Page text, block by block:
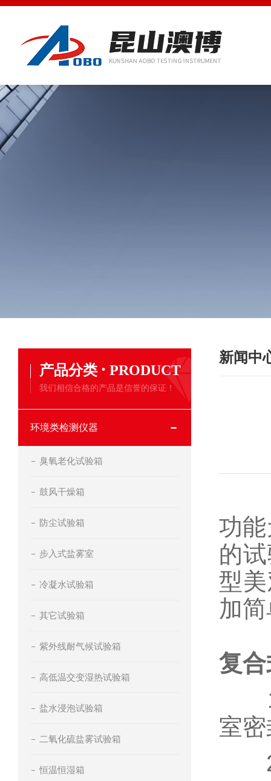
产品分类 · PRODUCT
我们相信合格的产品是信誉的保证！
环境类检测仪器
臭氧老化试验箱
鼓风干燥箱
防尘试验箱
步入式盐雾室
冷凝水试验箱
其它试验箱
紫外线耐气候试验箱
高低温交变湿热试验箱
盐水浸泡试验箱
二氧化硫盐雾试验箱
恒温恒湿箱
新闻中
功
的
型
加
复
1
室
2